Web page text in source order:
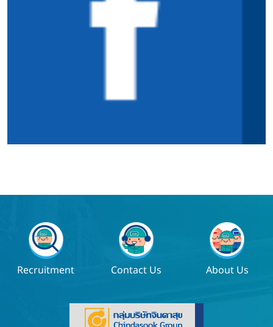
Recruitment Contact Us About Us